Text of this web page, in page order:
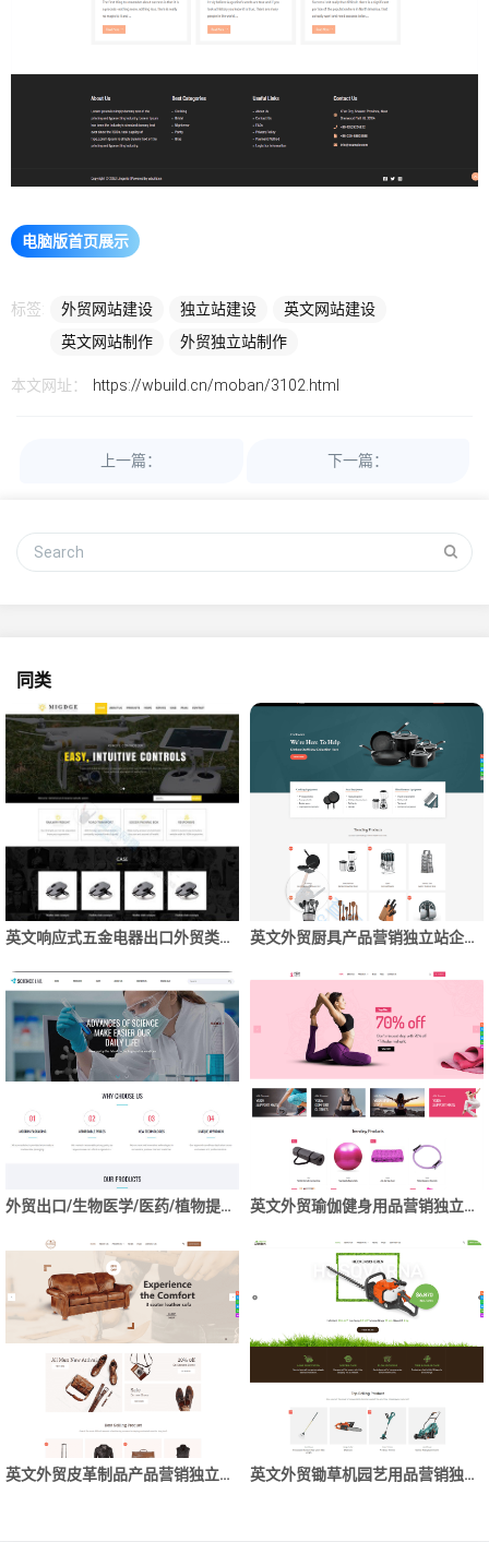
电脑版首页展示
标签: 外贸网站建设 独立站建设
英文网站建设
英文网站制作
外贸独立站制作
本文网址： https://wbuild.cn/moban/3102.html
上一篇： 下一篇：
同类
英文响应式五金电器出口外贸类网站模板(自适应手机端) 英文外贸厨具产品营销独立站企业网站制作建设开发
外贸出口/生物医学/医药/植物提取物类英文独立站网站建设开发 英文外贸瑜伽健身用品营销独立站企业网站制作建设开发
英文外贸皮革制品产品营销独立站企业网站制作建设开发 英文外贸锄草机园艺用品营销独立站企业网站建设制作开发